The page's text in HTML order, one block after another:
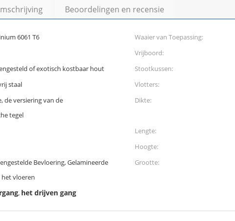
Beoordelingen en recensie
6061 T6
Waaier van Toepassing:
Vrijboord:
of exotisch kostbaar hout
Stootkussen:
staal
Vlotters:
de versiering van de
tegel
Dikte:
Lengte:
Hoogte:
Bevloering, Gelamineerde
het vloeren
Grootte:
, het drijven gang